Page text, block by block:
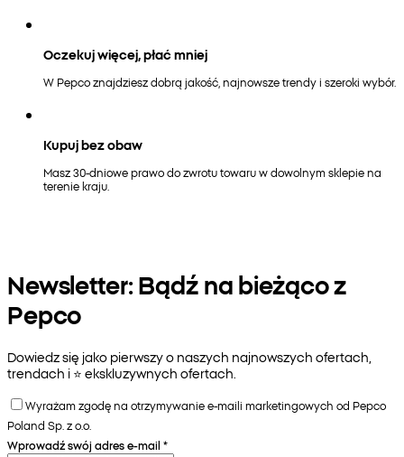
Oczekuj więcej, płać mniej
W Pepco znajdziesz dobrą jakość, najnowsze trendy i szeroki wybór.
Kupuj bez obaw
Masz 30-dniowe prawo do zwrotu towaru w dowolnym sklepie na
terenie kraju.
Newsletter: Bądź na bieżąco z
Pepco
Dowiedz się jako pierwszy o naszych najnowszych ofertach,
trendach i ⭐️ ekskluzywnych ofertach.
Wyrażam zgodę na otrzymywanie e-maili marketingowych od Pepco
Poland Sp. z o.o.
Wprowadź swój adres e-mail *